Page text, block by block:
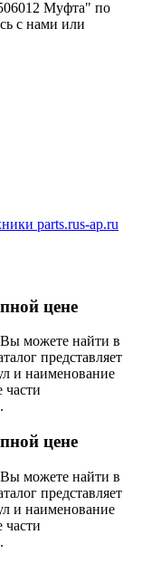
Муфта" по
с нами или
цене
Вы можете найти в
представляет
и наименование
части
цене
Вы можете найти в
представляет
и наименование
части